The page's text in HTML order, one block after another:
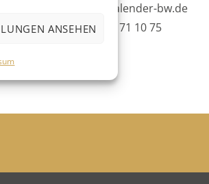
ANSEHEN
info(@)kulturkalender-bw.de
Telefon: 0711 / 71 10 75